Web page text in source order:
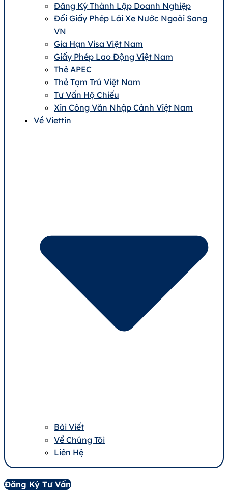
Đăng Ký Thành Lập Doanh Nghiệp
Đổi Giấy Phép Lái Xe Nước Ngoài Sang
VN
Gia Hạn Visa Việt Nam
Giấy Phép Lao Động Việt Nam
Thẻ APEC
Thẻ Tạm Trú Việt Nam
Tư Vấn Hộ Chiếu
Xin Công Văn Nhập Cảnh Việt Nam
Về Viettin
Bài Viết
Về Chúng Tôi
Liên Hệ
Đăng Ký Tư Vấn